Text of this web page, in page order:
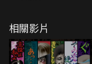
相關影片